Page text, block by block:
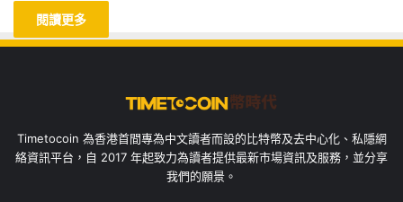
閱讀更多
Timetocoin 為香港首間專為中文讀者而設的比特幣及去中心化、私隱網
絡資訊平台，自 2017 年起致力為讀者提供最新市場資訊及服務，並分享
我們的願景。